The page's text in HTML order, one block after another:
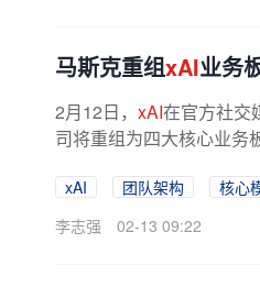
马斯克重组xAI业务
2月12日， xAI在官方社交
司将重组为四大核心业务
xAI 团队架构
核心
李志强
02-13 09:22